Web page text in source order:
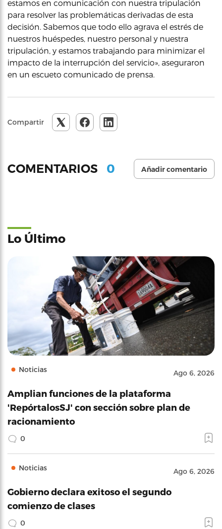
estamos en comunicación con nuestra tripulación
para resolver las problemáticas derivadas de esta
decisión. Sabemos que todo ello agrava el estrés de
nuestros huéspedes, nuestro personal y nuestra
tripulación, y estamos trabajando para minimizar el
impacto de la interrupción del servicio», aseguraron
en un escueto comunicado de prensa.
Compartir
COMENTARIOS 0 Añadir comentario
Lo Último
Noticias Ago 6, 2026
Amplian funciones de la plataforma
'RepórtalosSJ' con sección sobre plan de
racionamiento
0
Noticias Ago 6, 2026
Gobierno declara exitoso el segundo
comienzo de clases
0